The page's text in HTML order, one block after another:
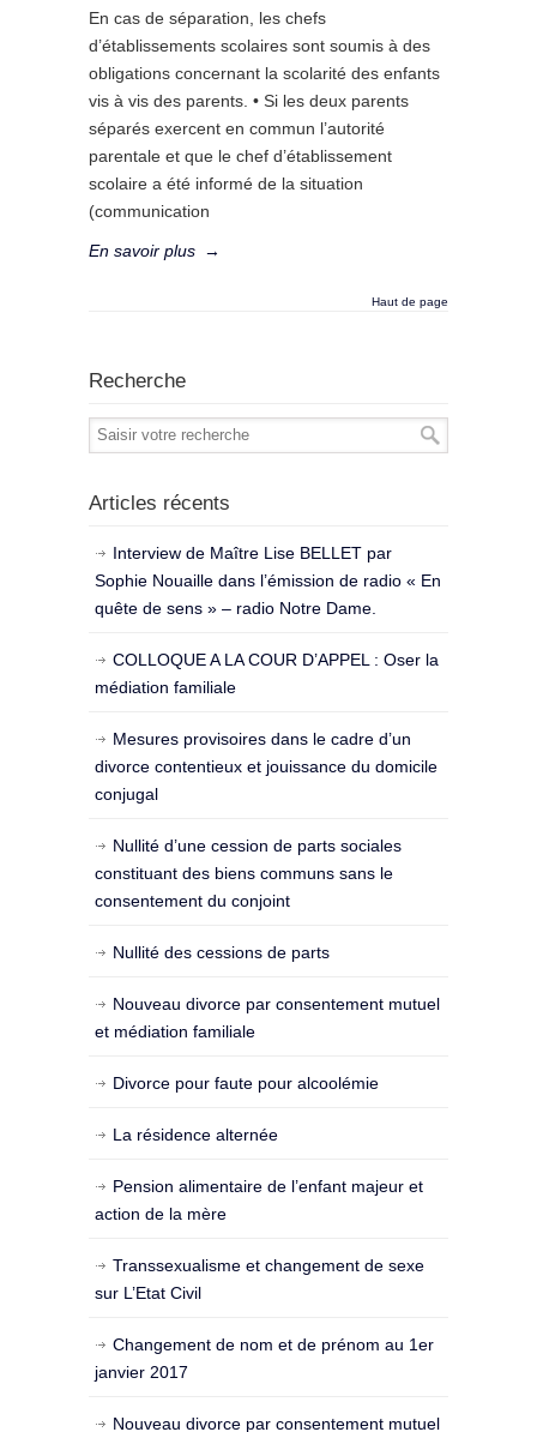
En cas de séparation, les chefs
d’établissements scolaires sont soumis à des
obligations concernant la scolarité des enfants
vis à vis des parents. • Si les deux parents
séparés exercent en commun l’autorité
parentale et que le chef d’établissement
scolaire a été informé de la situation
(communication
En savoir plus →
Haut de page
Recherche
Articles récents
Interview de Maître Lise BELLET par
Sophie Nouaille dans l’émission de radio « En
quête de sens » – radio Notre Dame.
COLLOQUE A LA COUR D’APPEL : Oser la
médiation familiale
Mesures provisoires dans le cadre d’un
divorce contentieux et jouissance du domicile
conjugal
Nullité d’une cession de parts sociales
constituant des biens communs sans le
consentement du conjoint
Nullité des cessions de parts
Nouveau divorce par consentement mutuel
et médiation familiale
Divorce pour faute pour alcoolémie
La résidence alternée
Pension alimentaire de l’enfant majeur et
action de la mère
Transsexualisme et changement de sexe
sur L’Etat Civil
Changement de nom et de prénom au 1er
janvier 2017
Nouveau divorce par consentement mutuel